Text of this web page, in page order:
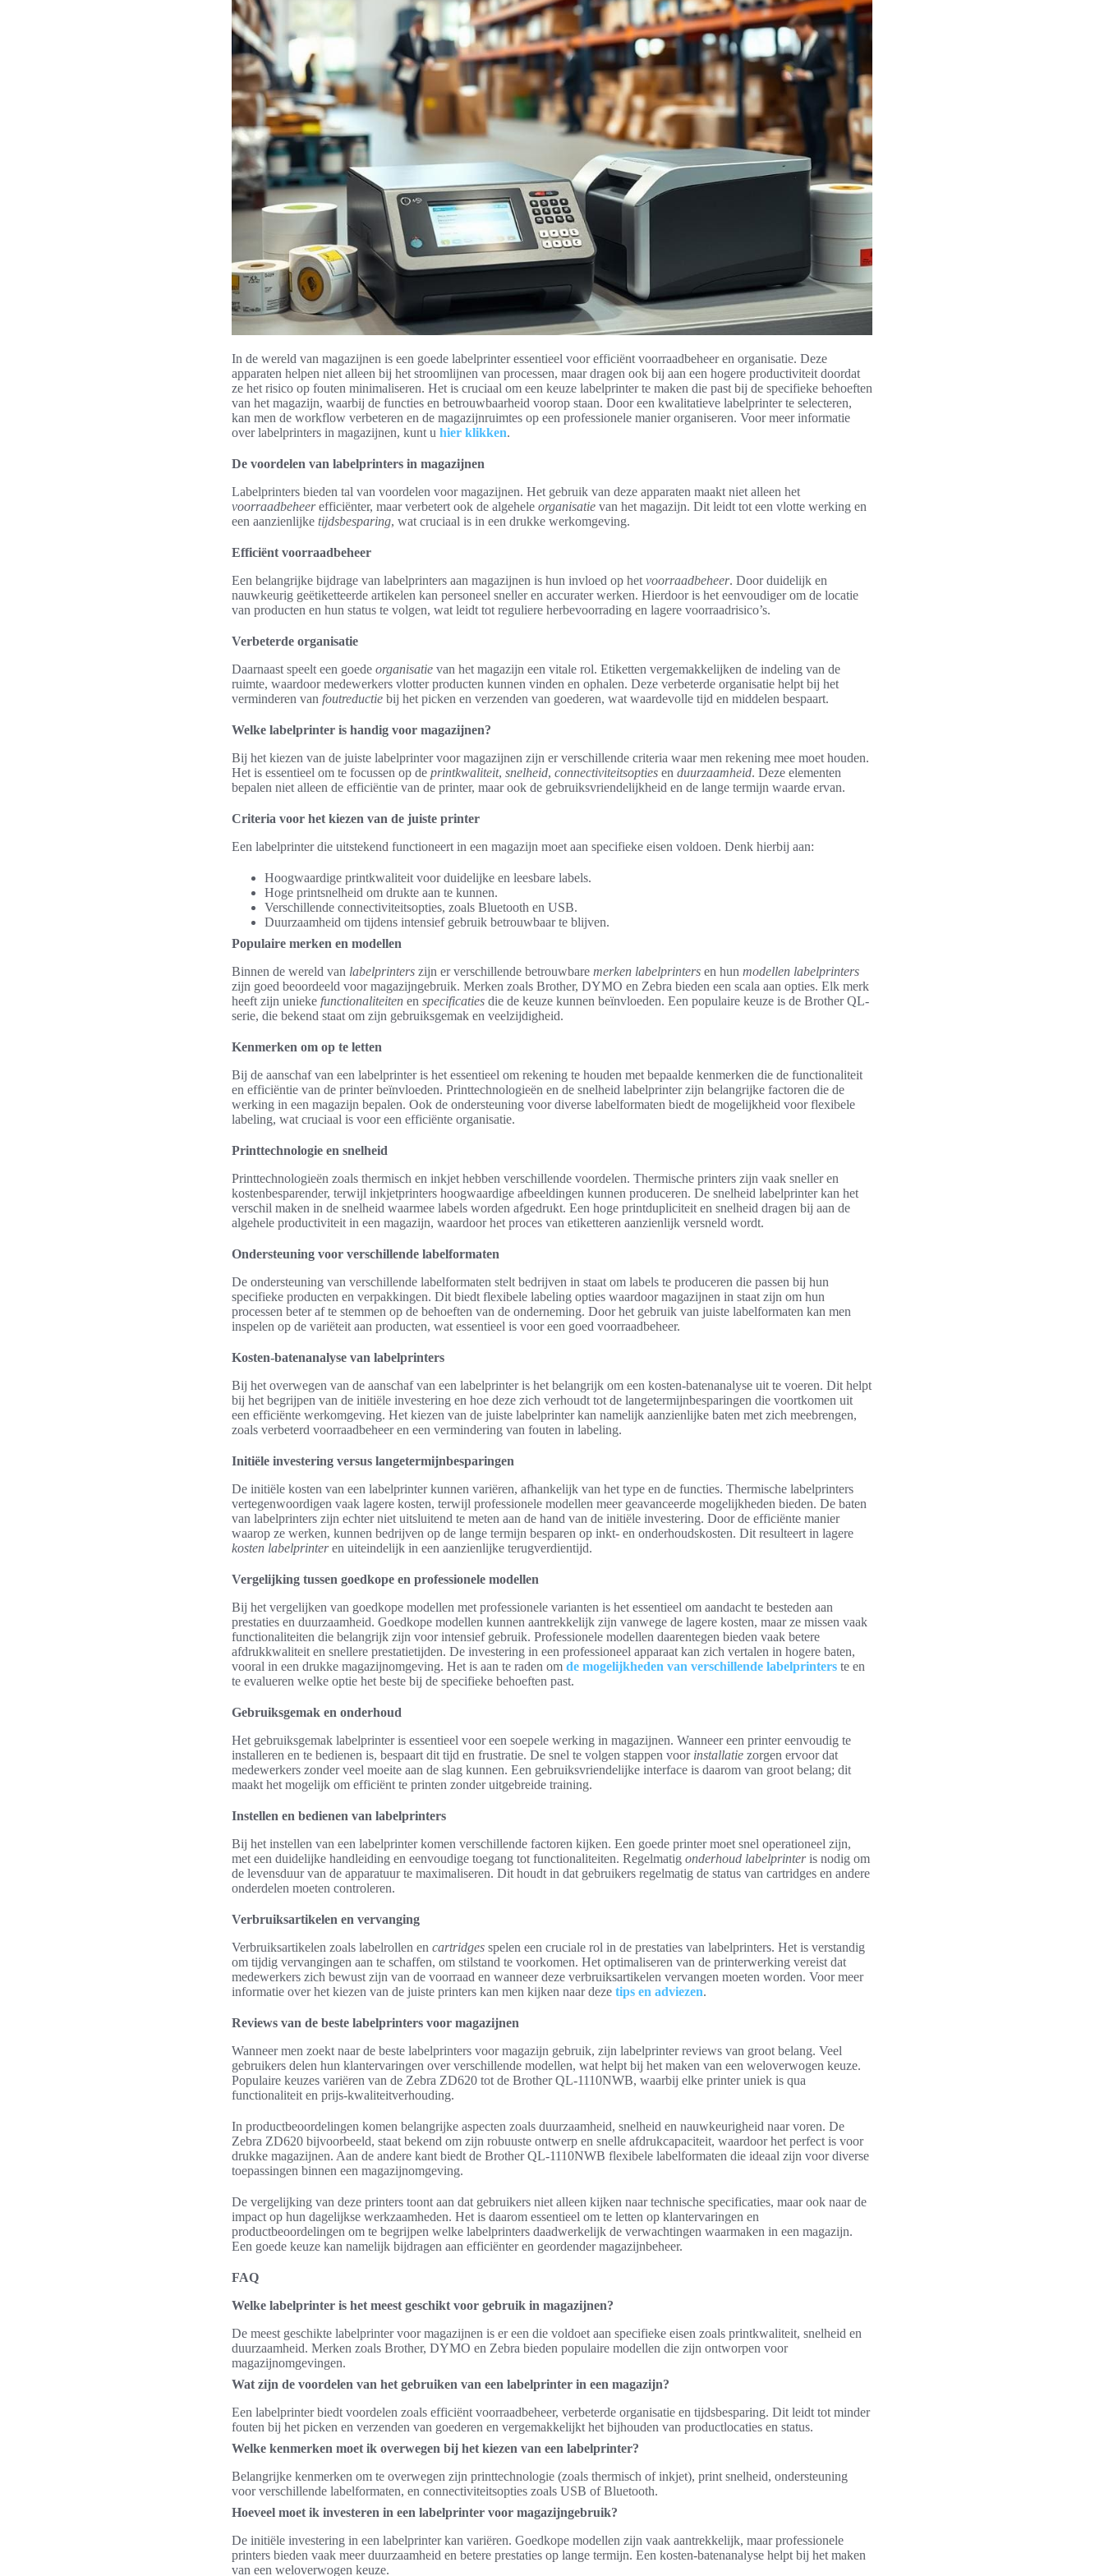
In de wereld van magazijnen is een goede labelprinter essentieel voor efficiënt voorraadbeheer en organisatie. Deze
apparaten helpen niet alleen bij het stroomlijnen van processen, maar dragen ook bij aan een hogere productiviteit doordat
ze het risico op fouten minimaliseren. Het is cruciaal om een keuze labelprinter te maken die past bij de specifieke behoeften
van het magazijn, waarbij de functies en betrouwbaarheid voorop staan. Door een kwalitatieve labelprinter te selecteren,
kan men de workflow verbeteren en de magazijnruimtes op een professionele manier organiseren. Voor meer informatie
over labelprinters in magazijnen, kunt u hier klikken.
De voordelen van labelprinters in magazijnen
Labelprinters bieden tal van voordelen voor magazijnen. Het gebruik van deze apparaten maakt niet alleen het
voorraadbeheerefficiënter, maar verbetert ook de algehele organisatie van het magazijn. Dit leidt tot een vlotte werking en
een aanzienlijke tijdsbesparing, wat cruciaal is in een drukke werkomgeving.
Efficiënt voorraadbeheer
Een belangrijke bijdrage van labelprinters aan magazijnen is hun invloed op het voorraadbeheer. Door duidelijk en
nauwkeurig geëtiketteerde artikelen kan personeel sneller en accurater werken. Hierdoor is het eenvoudiger om de locatie
van producten en hun status te volgen, wat leidt tot reguliere herbevoorrading en lagere voorraadrisico’s.
Verbeterde organisatie
Daarnaast speelt een goede organisatie van het magazijn een vitale rol. Etiketten vergemakkelijken de indeling van de
ruimte, waardoor medewerkers vlotter producten kunnen vinden en ophalen. Deze verbeterde organisatie helpt bij het
verminderen van foutreductie bij het picken en verzenden van goederen, wat waardevolle tijd en middelen bespaart.
Welke labelprinter is handig voor magazijnen?
Bij het kiezen van de juiste labelprinter voor magazijnen zijn er verschillende criteria waar men rekening mee moet houden.
Het is essentieel om te focussen op de printkwaliteit, snelheid, connectiviteitsopties en duurzaamheid. Deze elementen
bepalen niet alleen de efficiëntie van de printer, maar ook de gebruiksvriendelijkheid en de lange termijn waarde ervan.
Criteria voor het kiezen van de juiste printer
Een labelprinter die uitstekend functioneert in een magazijn moet aan specifieke eisen voldoen. Denk hierbij aan:
Hoogwaardige printkwaliteit voor duidelijke en leesbare labels.
Hoge printsnelheid om drukte aan te kunnen.
Verschillende connectiviteitsopties, zoals Bluetooth en USB.
Duurzaamheid om tijdens intensief gebruik betrouwbaar te blijven.
Populaire merken en modellen
Binnen de wereld van labelprinters zijn er verschillende betrouwbare merken labelprinters en hun modellen labelprinters
zijn goed beoordeeld voor magazijngebruik. Merken zoals Brother, DYMO en Zebra bieden een scala aan opties. Elk merk
heeft zijn unieke functionaliteiten en specificaties die de keuze kunnen beïnvloeden. Een populaire keuze is de Brother QL-
serie, die bekend staat om zijn gebruiksgemak en veelzijdigheid.
Kenmerken om op te letten
Bij de aanschaf van een labelprinter is het essentieel om rekening te houden met bepaalde kenmerken die de functionaliteit
en efficiëntie van de printer beïnvloeden. Printtechnologieën en de snelheid labelprinter zijn belangrijke factoren die de
werking in een magazijn bepalen. Ook de ondersteuning voor diverse labelformaten biedt de mogelijkheid voor flexibele
labeling, wat cruciaal is voor een efficiënte organisatie.
Printtechnologie en snelheid
Printtechnologieën zoals thermisch en inkjet hebben verschillende voordelen. Thermische printers zijn vaak sneller en
kostenbesparender, terwijl inkjetprinters hoogwaardige afbeeldingen kunnen produceren. De snelheid labelprinter kan het
verschil maken in de snelheid waarmee labels worden afgedrukt. Een hoge printdupliciteit en snelheid dragen bij aan de
algehele productiviteit in een magazijn, waardoor het proces van etiketteren aanzienlijk versneld wordt.
Ondersteuning voor verschillende labelformaten
De ondersteuning van verschillende labelformaten stelt bedrijven in staat om labels te produceren die passen bij hun
specifieke producten en verpakkingen. Dit biedt flexibele labeling opties waardoor magazijnen in staat zijn om hun
processen beter af te stemmen op de behoeften van de onderneming. Door het gebruik van juiste labelformaten kan men
inspelen op de variëteit aan producten, wat essentieel is voor een goed voorraadbeheer.
Kosten-batenanalyse van labelprinters
Bij het overwegen van de aanschaf van een labelprinter is het belangrijk om een kosten-batenanalyse uit te voeren. Dit helpt
bij het begrijpen van de initiële investering en hoe deze zich verhoudt tot de langetermijnbesparingen die voortkomen uit
een efficiënte werkomgeving. Het kiezen van de juiste labelprinter kan namelijk aanzienlijke baten met zich meebrengen,
zoals verbeterd voorraadbeheer en een vermindering van fouten in labeling.
Initiële investering versus langetermijnbesparingen
De initiële kosten van een labelprinter kunnen variëren, afhankelijk van het type en de functies. Thermische labelprinters
vertegenwoordigen vaak lagere kosten, terwijl professionele modellen meer geavanceerde mogelijkheden bieden. De baten
van labelprinters zijn echter niet uitsluitend te meten aan de hand van de initiële investering. Door de efficiënte manier
waarop ze werken, kunnen bedrijven op de lange termijn besparen op inkt- en onderhoudskosten. Dit resulteert in lagere
kosten labelprinteren uiteindelijk in een aanzienlijke terugverdientijd.
Vergelijking tussen goedkope en professionele modellen
Bij het vergelijken van goedkope modellen met professionele varianten is het essentieel om aandacht te besteden aan
prestaties en duurzaamheid. Goedkope modellen kunnen aantrekkelijk zijn vanwege de lagere kosten, maar ze missen vaak
functionaliteiten die belangrijk zijn voor intensief gebruik. Professionele modellen daarentegen bieden vaak betere
afdrukkwaliteit en snellere prestatietijden. De investering in een professioneel apparaat kan zich vertalen in hogere baten,
vooral in een drukke magazijnomgeving. Het is aan te raden om de mogelijkheden van verschillende labelprinters te en
te evalueren welke optie het beste bij de specifieke behoeften past.
Gebruiksgemak en onderhoud
Het gebruiksgemak labelprinter is essentieel voor een soepele werking in magazijnen. Wanneer een printer eenvoudig te
installeren en te bedienen is, bespaart dit tijd en frustratie. De snel te volgen stappen voor installatie zorgen ervoor dat
medewerkers zonder veel moeite aan de slag kunnen. Een gebruiksvriendelijke interface is daarom van groot belang; dit
maakt het mogelijk om efficiënt te printen zonder uitgebreide training.
Instellen en bedienen van labelprinters
Bij het instellen van een labelprinter komen verschillende factoren kijken. Een goede printer moet snel operationeel zijn,
met een duidelijke handleiding en eenvoudige toegang tot functionaliteiten. Regelmatig onderhoud labelprinteris nodig om
de levensduur van de apparatuur te maximaliseren. Dit houdt in dat gebruikers regelmatig de status van cartridges en andere
onderdelen moeten controleren.
Verbruiksartikelen en vervanging
Verbruiksartikelen zoals labelrollen en cartridges spelen een cruciale rol in de prestaties van labelprinters. Het is verstandig
om tijdig vervangingen aan te schaffen, om stilstand te voorkomen. Het optimaliseren van de printerwerking vereist dat
medewerkers zich bewust zijn van de voorraad en wanneer deze verbruiksartikelen vervangen moeten worden. Voor meer
informatie over het kiezen van de juiste printers kan men kijken naar deze tips en adviezen.
Reviews van de beste labelprinters voor magazijnen
Wanneer men zoekt naar de beste labelprinters voor magazijn gebruik, zijn labelprinter reviews van groot belang. Veel
gebruikers delen hun klantervaringen over verschillende modellen, wat helpt bij het maken van een weloverwogen keuze.
Populaire keuzes variëren van de Zebra ZD620 tot de Brother QL-1110NWB, waarbij elke printer uniek is qua
functionaliteit en prijs-kwaliteitverhouding.
In productbeoordelingen komen belangrijke aspecten zoals duurzaamheid, snelheid en nauwkeurigheid naar voren. De
Zebra ZD620 bijvoorbeeld, staat bekend om zijn robuuste ontwerp en snelle afdrukcapaciteit, waardoor het perfect is voor
drukke magazijnen. Aan de andere kant biedt de Brother QL-1110NWB flexibele labelformaten die ideaal zijn voor diverse
toepassingen binnen een magazijnomgeving.
De vergelijking van deze printers toont aan dat gebruikers niet alleen kijken naar technische specificaties, maar ook naar de
impact op hun dagelijkse werkzaamheden. Het is daarom essentieel om te letten op klantervaringen en
productbeoordelingen om te begrijpen welke labelprinters daadwerkelijk de verwachtingen waarmaken in een magazijn.
Een goede keuze kan namelijk bijdragen aan efficiënter en geordender magazijnbeheer.
FAQ
Welke labelprinter is het meest geschikt voor gebruik in magazijnen?
De meest geschikte labelprinter voor magazijnen is er een die voldoet aan specifieke eisen zoals printkwaliteit, snelheid en
duurzaamheid. Merken zoals Brother, DYMO en Zebra bieden populaire modellen die zijn ontworpen voor
magazijnomgevingen.
Wat zijn de voordelen van het gebruiken van een labelprinter in een magazijn?
Een labelprinter biedt voordelen zoals efficiënt voorraadbeheer, verbeterde organisatie en tijdsbesparing. Dit leidt tot minder
fouten bij het picken en verzenden van goederen en vergemakkelijkt het bijhouden van productlocaties en status.
Welke kenmerken moet ik overwegen bij het kiezen van een labelprinter?
Belangrijke kenmerken om te overwegen zijn printtechnologie (zoals thermisch of inkjet), print snelheid, ondersteuning
voor verschillende labelformaten, en connectiviteitsopties zoals USB of Bluetooth.
Hoeveel moet ik investeren in een labelprinter voor magazijngebruik?
De initiële investering in een labelprinter kan variëren. Goedkope modellen zijn vaak aantrekkelijk, maar professionele
printers bieden vaak meer duurzaamheid en betere prestaties op lange termijn. Een kosten-batenanalyse helpt bij het maken
van een weloverwogen keuze.